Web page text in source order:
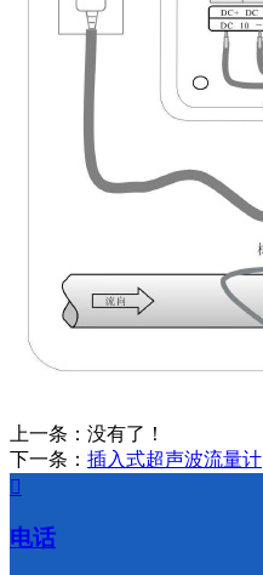
上一条：没有了！
下一条： 插入式超声波流量计

电话